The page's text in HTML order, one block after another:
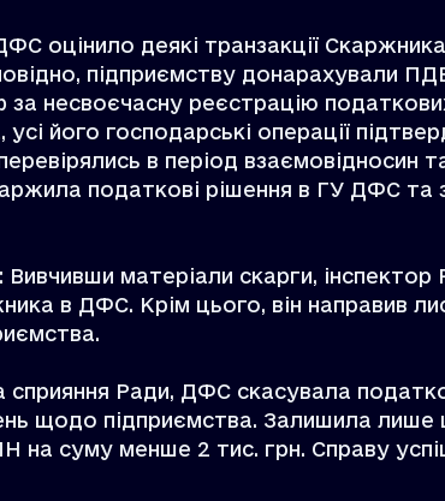
оцінило деякі транзакції
підприємству донарахували
несвоєчасну реєстрацію
усі його господарські операції
в період взаємовідносин
податкові рішення в ГУ ДФС та
Вивчивши матеріали скарги,
в ДФС. Крім цього, він направив
сприяння Ради, ДФС скасувала
щодо підприємства. Залишила
на суму менше 2 тис. грн. Справу